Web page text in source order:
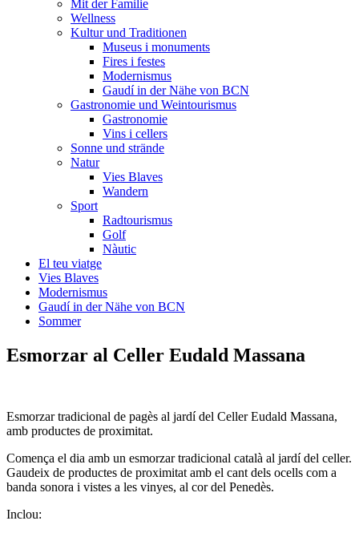
Mit der Familie
Wellness
Kultur und Traditionen
Museus i monuments
Fires i festes
Modernismus
Gaudí in der Nähe von BCN
Gastronomie und Weintourismus
Gastronomie
Vins i cellers
Sonne und strände
Natur
Vies Blaves
Wandern
Sport
Radtourismus
Golf
Nàutic
El teu viatge
Vies Blaves
Modernismus
Gaudí in der Nähe von BCN
Sommer
Esmorzar al Celler Eudald Massana
Esmorzar tradicional de pagès al jardí del Celler Eudald Massana,
amb productes de proximitat.
Comença el dia amb un esmorzar tradicional català al jardí del celler.
Gaudeix de productes de proximitat amb el cant dels ocells com a
banda sonora i vistes a les vinyes, al cor del Penedès.
Inclou: